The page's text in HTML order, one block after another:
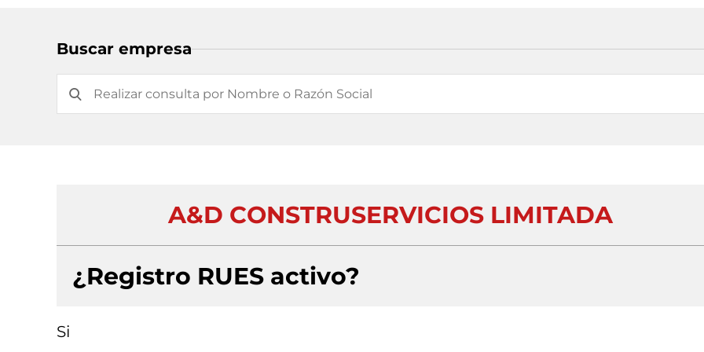
Buscar empresa
A&D CONSTRUSERVICIOS LIMITADA
¿Registro RUES activo?
Si